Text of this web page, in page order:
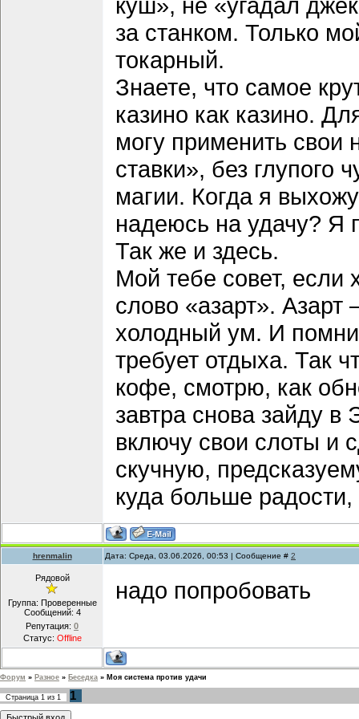
за станком. Только
токарный.
Знаете, что самое
казино как казино.
могу применить свои
ставки», без глупого
магии. Когда я
надеюсь на удачу? Я
Так же и здесь.
Мой тебе совет,
слово «азарт».
холодный ум. И
требует отдыха. Так
кофе, смотрю, как
завтра снова зайду
включу свои слоты и
скучную,
куда больше
hrenmalin Дата: Среда, 03.06.2026, 00:53 | Сообщение # 2
Рядовой
Группа: Проверенные
Сообщений: 4
Репутация: 0
Статус: Offline
надо попробовать
Форум » Разное » Беседка » Моя система против удачи
Страница 1 из 1 1